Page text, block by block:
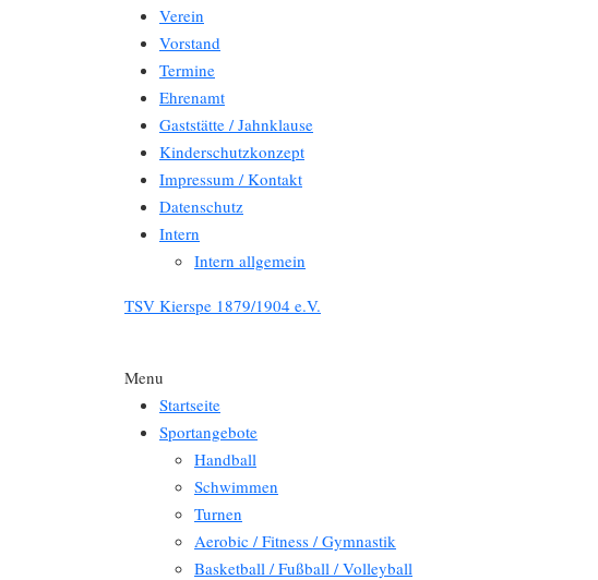
Verein
Vorstand
Termine
Ehrenamt
Gaststätte / Jahnklause
Kinderschutzkonzept
Impressum / Kontakt
Datenschutz
Intern
Intern allgemein
TSV Kierspe 1879/1904 e.V.
Menu
Startseite
Sportangebote
Handball
Schwimmen
Turnen
Aerobic / Fitness / Gymnastik
Basketball / Fußball / Volleyball